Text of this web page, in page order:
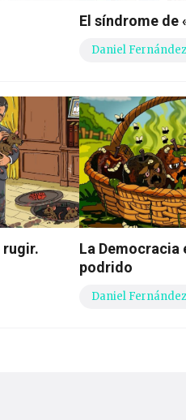
El síndrome de
Daniel Fernández
rugir.
La Democracia
podrido
Daniel Fernández